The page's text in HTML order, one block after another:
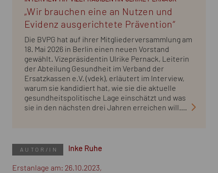
„Wir brauchen eine an Nutzen und
Evidenz ausgerichtete Prävention“
Die BVPG hat auf ihrer Mitgliederversammlung am
18. Mai 2026 in Berlin einen neuen Vorstand
gewählt. Vizepräsidentin Ulrike Pernack, Leiterin
der Abteilung Gesundheit im Verband der
Ersatzkassen e.V. (vdek), erläutert im Interview,
warum sie kandidiert hat, wie sie die aktuelle
gesundheitspolitische Lage einschätzt und was
sie in den nächsten drei Jahren erreichen will....
AUTOR/IN Inke Ruhe
Erstanlage am: 26.10.2023,